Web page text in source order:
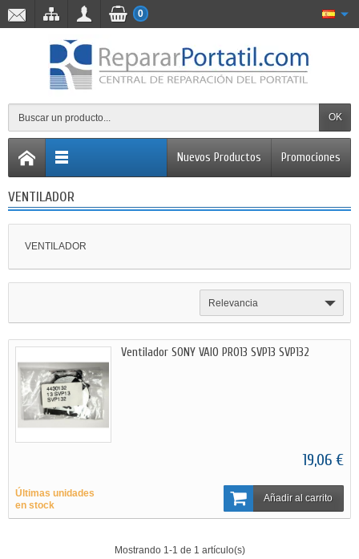
OK
0
Promociones
Nuevos Productos
VENTILADOR
VENTILADOR
Relevancia
Ventilador SONY VAIO PRO13 SVP13 SVP132
19,06 €
Últimas unidades
en stock
Añadir al carrito
Mostrando 1-1 de 1 artículo(s)